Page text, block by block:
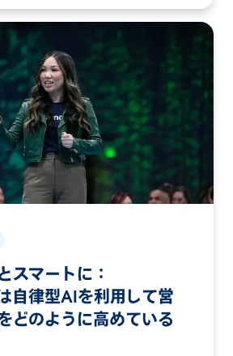
スマートに：
自律型AIを利用して営
どのように高めている